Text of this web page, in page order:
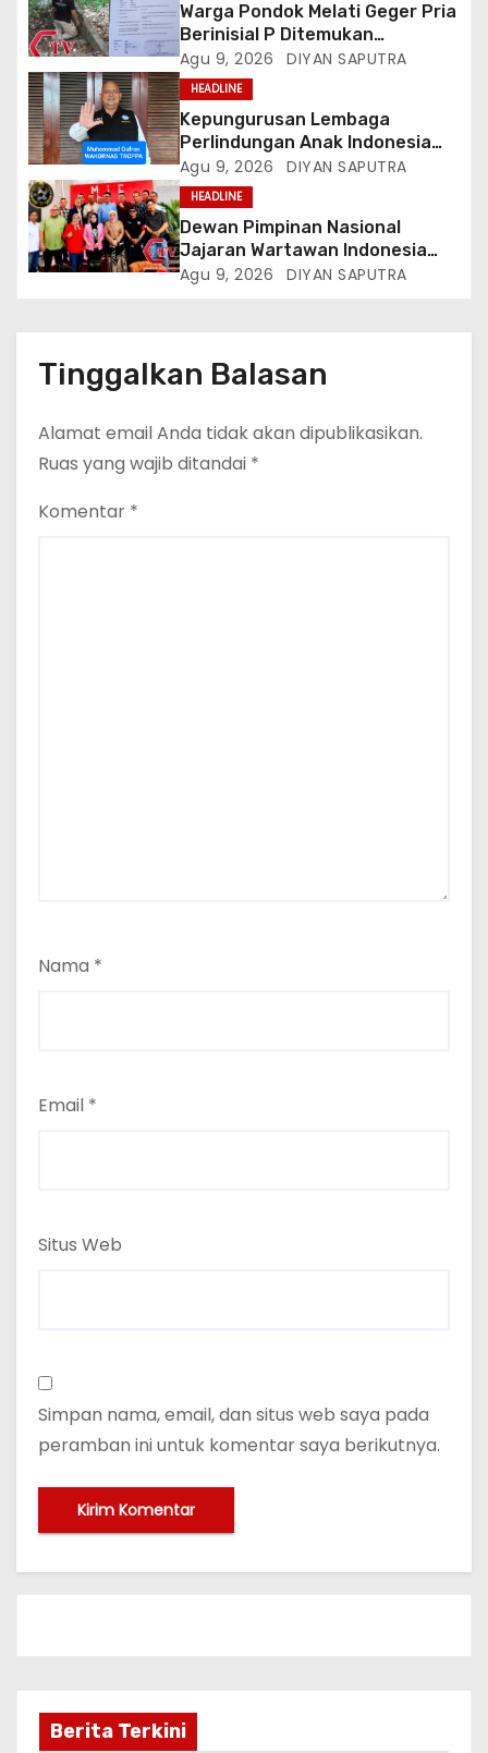
Warga Pondok Melati Geger Pria
Berinisial P Ditemukan
Meninggal Diduga Akibat
Tekanan Hutang
Agu 9, 2026 DIYAN SAPUTRA
HEADLINE
Kepungurusan Lembaga
Perlindungan Anak Indonesia
(LPAI) Periode 2026-2031
Terbentuk, Wakil Kordinator
Nasional Tim Reaksi Cepat
Perlindungan Perempuan Anak
(Wakornas TRCPPA) Muhammad
Gufron Mengapresiasi Dan Beri
Agu 9, 2026 DIYAN SAPUTRA
HEADLINE
Dewan Pimpinan Nasional
Jajaran Wartawan Indonesia
(DPN-JWI) Menggelar Rapat
Agu 9, 2026 DIYAN SAPUTRA
Tinggalkan Balasan
Alamat email Anda tidak akan dipublikasikan.
Ruas yang wajib ditandai *
Komentar *
Nama *
Email *
Situs Web
Simpan nama, email, dan situs web saya pada
peramban ini untuk komentar saya berikutnya.
Berita Terkini